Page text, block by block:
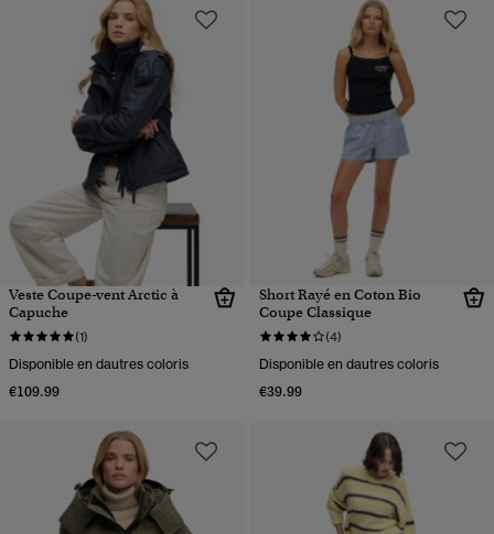
Veste Coupe-vent Arctic à
Capuche
(1)
Disponible en dautres coloris
€109.99
Short Rayé en Coton Bio
Coupe Classique
(4)
Disponible en dautres coloris
€39.99